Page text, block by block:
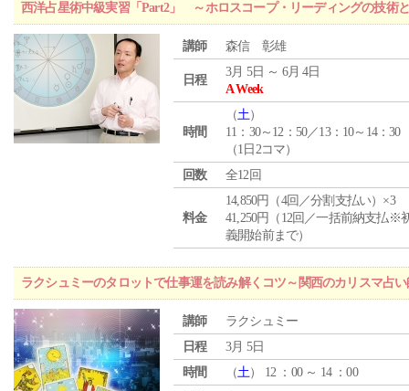
西洋占星術中級実習「Part2」 ～ホロスコープ・リーディングの技術
講師 森信 彰雄
日程
3月 5日 ～ 6月 4日
A Week
時間
（土）
11：30～12：50／13：10～14：30
（1日2コマ）
回数
全12回
料金
14,850円（4回／分割支払い）×3
41,250円（12回／一括前納支払※
義開始前まで）
ラクシュミーのタロットで仕事運を読み解くコツ～関西のカリスマ占
講師
ラクシュミー
日程
3月 5日
時間
（土） 12 ：00 ～ 14 ：00